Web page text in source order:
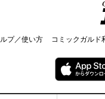
プ／使い方 コミックガルド